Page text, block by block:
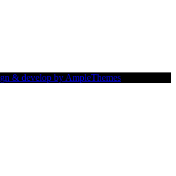
& develop by AmpleThemes